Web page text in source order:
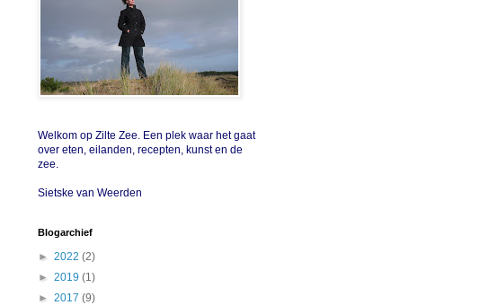
Welkom op Zilte Zee. Een plek waar het gaat
over eten, eilanden, recepten, kunst en de
zee.
Sietske van Weerden
Blogarchief
► 2022 (2)
► 2019 (1)
► 2017 (9)